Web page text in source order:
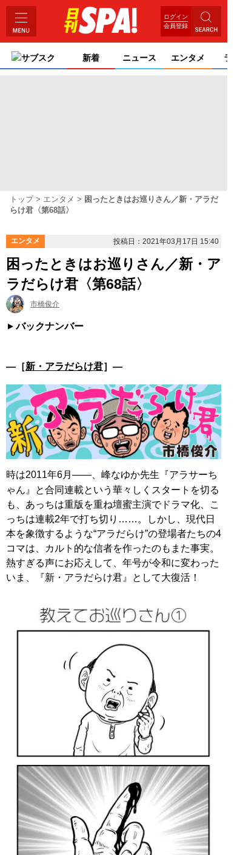
ログイン
会員登録
サブスク 新着 ニュース エンタメ ライ
トップ エンタメ
困ったときはお巡りさん／新・アラだ
らけ君〈第68話〉
エンタメ 投稿日：2021年03月17日 15:40
困ったときはお巡りさん／新・ア
ラだらけ君〈第68話〉
市橋俊介
バックナンバー
―［新・アラだらけ君］―
時は2011年6月――、峰なゆか先生『アラサーち
ゃん』と合同連載という華々しくスタートを切る
も、あっちは重版を重ね壇蜜主演でドラマ化、こ
っちは連載2年で打ち切り……。しかし、現代日
本を象徴するような“アラだらけ”の登場者たちの4
コマは、カルト的な信者を作ったのもまた事実。
熱すぎる声にお応えして、年号が令和に変わった
いま、『新・アラだらけ君』として大復活！